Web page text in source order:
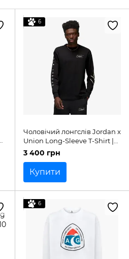
6
Чоловічий лонгслів Jordan x
Union Long-Sleeve T-Shirt |
DV7341-010
3 400 грн
Купити
6